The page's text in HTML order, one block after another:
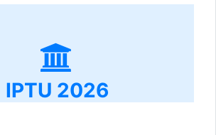
IPTU 2026